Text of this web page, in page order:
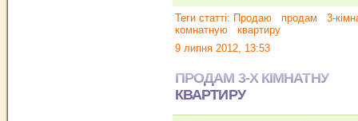
Теги статті: Продаю продам
3-
комнатную
квартиру
9 липня 2012, 13:53
ПРОДАМ 3-Х КІМНАТНУ
КВАРТИРУ